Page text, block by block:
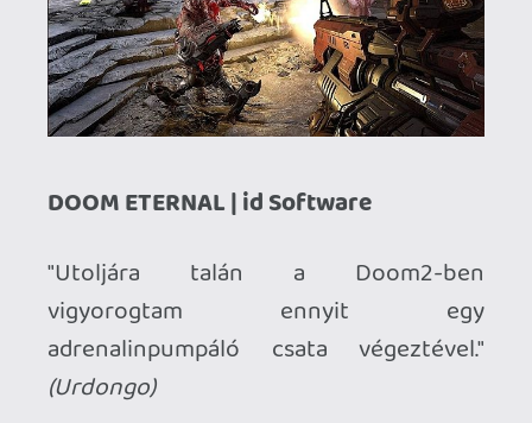
GHOST OF TSUSHIMA | Sucker Punch
Productions
"Az első fele a játéknak minden téren
átvezető videóból észrevétlenül már mi
irányítjuk a játékot libabőrös
kedvelhetőek, a gameplay nem ereszt.
Minden harcba élvezettel mentem bele.
Sajnálom, hogy a második felétől nem
igazán újult meg. Ott már nem tartott ki a
varázs, de így is kiemelkedő alkotás."